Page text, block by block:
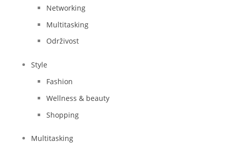
Networking
Multitasking
Održivost
Style
Fashion
Wellness & beauty
Shopping
Multitasking